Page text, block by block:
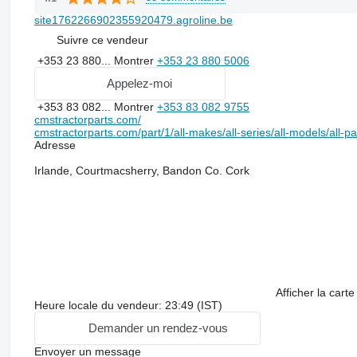
site1762266902355920479.agroline.be
Suivre ce vendeur
+353 23 880... Montrer +353 23 880 5006
Appelez-moi
+353 83 082... Montrer +353 83 082 9755
cmstractorparts.com/
cmstractorparts.com/part/1/all-makes/all-series/all-models/all-
Adresse
Irlande, Courtmacsherry, Bandon Co. Cork
Afficher la carte
Heure locale du vendeur: 23:49 (IST)
Demander un rendez-vous
Envoyer un message